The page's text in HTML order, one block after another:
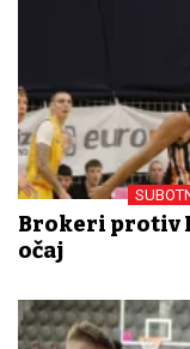
Brokeri protiv
očaj